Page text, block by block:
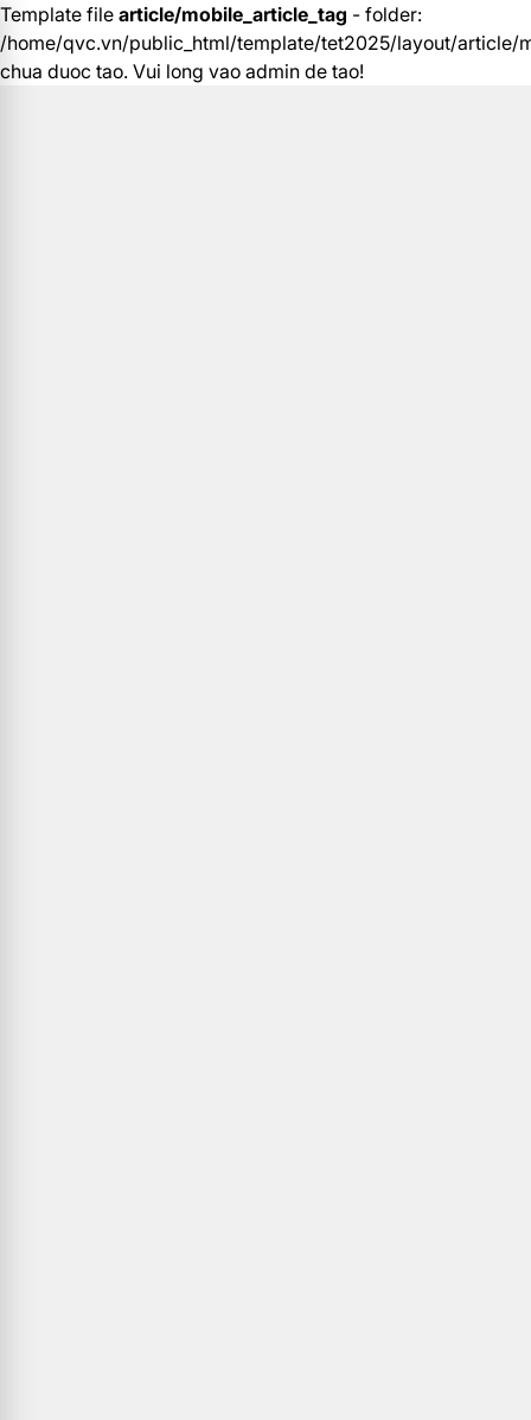
Template file article/mobile_article_tag - folder:
/home/qvc.vn/public_html/template/tet2025/layout/article/
chua duoc tao. Vui long vao admin de tao!